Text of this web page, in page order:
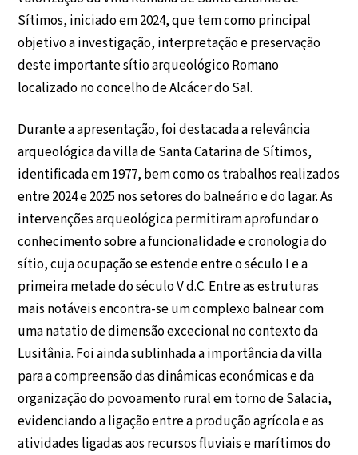
Sítimos, iniciado em 2024, que tem como principal
objetivo a investigação, interpretação e preservação
deste importante sítio arqueológico Romano
localizado no concelho de Alcácer do Sal.
Durante a apresentação, foi destacada a relevância
arqueológica da villa de Santa Catarina de Sítimos,
identificada em 1977, bem como os trabalhos realizados
entre 2024 e 2025 nos setores do balneário e do lagar. As
intervenções arqueológica permitiram aprofundar o
conhecimento sobre a funcionalidade e cronologia do
sítio, cuja ocupação se estende entre o século I e a
primeira metade do século V d.C. Entre as estruturas
mais notáveis encontra-se um complexo balnear com
uma natatio de dimensão excecional no contexto da
Lusitânia. Foi ainda sublinhada a importância da villa
para a compreensão das dinâmicas económicas e da
organização do povoamento rural em torno de Salacia,
evidenciando a ligação entre a produção agrícola e as
atividades ligadas aos recursos fluviais e marítimos do